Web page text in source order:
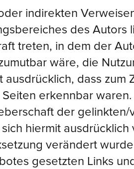
indirekten
des Autors
treten, in dem der
wäre, die
ausdrücklich, dass
erkennbar
der
hiermit
verändert
gesetzten Links